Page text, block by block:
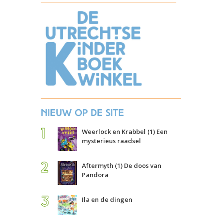
Nieuw op de site
Weerlock en Krabbel (1) Een
mysterieus raadsel
Aftermyth (1) De doos van
Pandora
Ila en de dingen